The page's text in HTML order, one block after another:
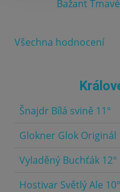
Bažant
Všechna hodnocení
Šnajdr Bílá svině 11°
Glokner Glok Originál
Vyladěný Buchťák 12°
Hostivar Světlý Ale 10°